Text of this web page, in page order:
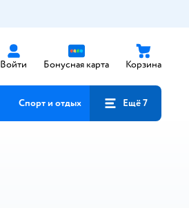
Войти Бонусная карта Корзина
Спорт и отдых Ещё 7